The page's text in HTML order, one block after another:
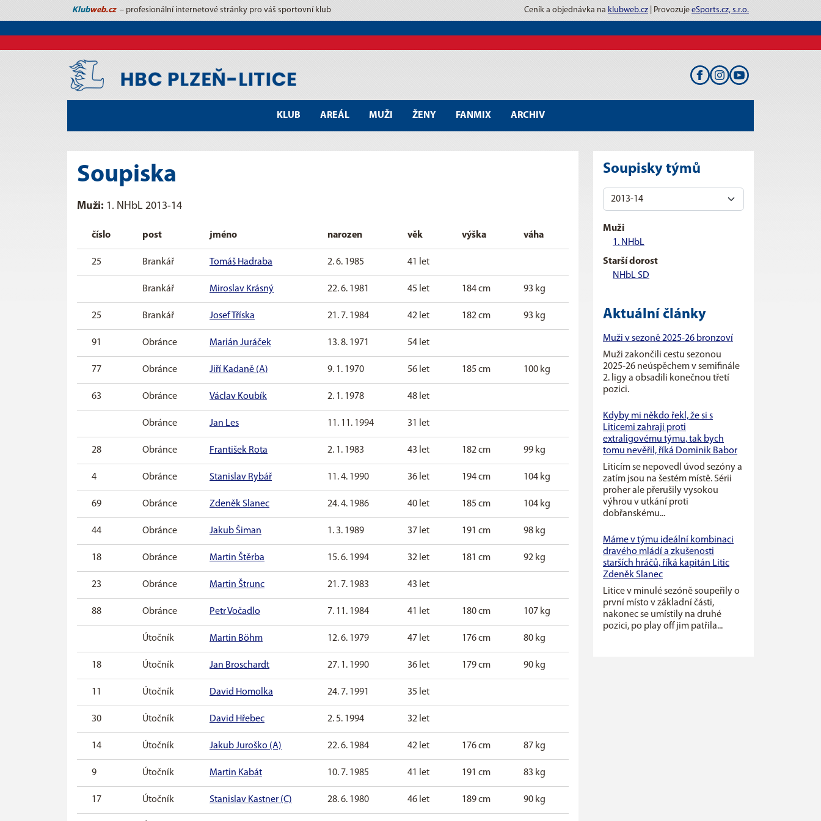
Klubweb.cz – profesionální internetové stránky pro váš sportovní klub Ceník a objednávka na klubweb.cz | Provozuje eSports.cz, s.r.o.
KLUB AREÁL MUŽI ŽENY FANMIX ARCHIV
Soupiska
Muži: 1. NHbL 2013-14
číslo post jméno narozen věk výška váha
25 Brankář Tomáš Hadraba 2. 6. 1985 41 let
Brankář Miroslav Krásný 22. 6. 1981 45 let 184 cm 93 kg
25 Brankář Josef Tříska 21. 7. 1984 42 let 182 cm 93 kg
91 Obránce Marián Juráček 13. 8. 1971 54 let
77 Obránce Jiří Kadaně (A) 9. 1. 1970 56 let 185 cm 100 kg
63 Obránce Václav Koubík 2. 1. 1978 48 let
Obránce Jan Les 11. 11. 1994 31 let
28 Obránce František Rota 2. 1. 1983 43 let 182 cm 99 kg
4 Obránce Stanislav Rybář 11. 4. 1990 36 let 194 cm 104 kg
69 Obránce Zdeněk Slanec 24. 4. 1986 40 let 185 cm 104 kg
44 Obránce Jakub Šiman 1. 3. 1989 37 let 191 cm 98 kg
18 Obránce Martin Štěrba 15. 6. 1994 32 let 181 cm 92 kg
23 Obránce Martin Štrunc 21. 7. 1983 43 let
88 Obránce Petr Vočadlo 7. 11. 1984 41 let 180 cm 107 kg
Útočník Martin Böhm 12. 6. 1979 47 let 176 cm 80 kg
18 Útočník Jan Broschardt 27. 1. 1990 36 let 179 cm 90 kg
11 Útočník David Homolka 24. 7. 1991 35 let
30 Útočník David Hřebec 2. 5. 1994 32 let
14 Útočník Jakub Juroško (A) 22. 6. 1984 42 let 176 cm 87 kg
9 Útočník Martin Kabát 10. 7. 1985 41 let 191 cm 83 kg
17 Útočník Stanislav Kastner (C) 28. 6. 1980 46 let 189 cm 90 kg
Soupisky týmů
Muži
1. NHbL
Starší dorost
NHbL SD
Aktuální články
Muži v sezoně 2025-26 bronzoví
Muži zakončili cestu sezonou
2025-26 neúspěchem v semifinále
2. ligy a obsadili konečnou třetí
pozici.
Kdyby mi někdo řekl, že si s
Liticemi zahraji proti
extraligovému týmu, tak bych
tomu nevěřil, říká Dominik Babor
Liticím se nepovedl úvod sezóny a
zatím jsou na šestém místě. Sérii
proher ale přerušily vysokou
výhrou v utkání proti
dobřanskému...
Máme v týmu ideální kombinaci
dravého mládí a zkušenosti
starších hráčů, říká kapitán Litic
Zdeněk Slanec
Litice v minulé sezóně soupeřily o
první místo v základní části,
nakonec se umístily na druhé
pozici, po play off jim patřila...